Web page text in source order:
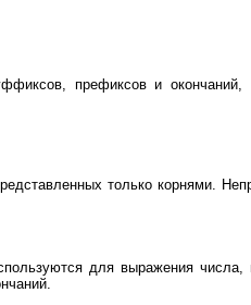
префиксов и
только корнями.
для выражения